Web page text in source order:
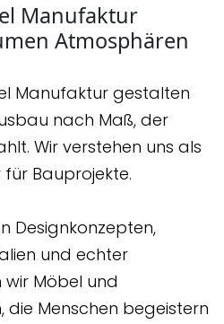
Manufaktur
Atmosphären
Manufaktur gestalten
nach Maß, der
Wir verstehen uns als
Bauprojekte.
Designkonzepten,
und echter
Möbel und
die Menschen begeistern